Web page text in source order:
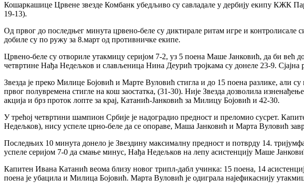
Кошаркашице Црвене звезде Комбанк убедљиво су савладале у дербију екипу КЖК
19-13).
Од првог до последњег минута црвено-беле су диктирале ритам игре и контролисале
добиле су по ружу за 8.март од противничке екипе.
Црвено-беле су отвориле утакмицу серијом 7-2, уз 5 поена Маше Јанковић, да би већ
четвртине Нађа Недељков и слављеница Нина Деурић тројкама су донеле 23-9.
Звезда је преко Милице Бојовић и Марте Вуловић стигла и до 15 поена разлике, али
првог полувремена стигле на кош заостатка, (31-30). Није Звезда дозволила
акција и брз проток лопте за крај, Катанић-Јанковић за Милицу Бојовић и 42-30.
У трећој четвртини шампион Србије је надоградио предност и преломио сусрет.
Недељков), нису успеле црно-беле да се опораве, Маша Јанковић и Марта Вуловић
Последњих 10 минута донело је Звездину максималну предност и потврду 14.
успеле серијом 7-0 да смање минус, Нађа Недељков на лепу асистенцију Маше
Капитен Ивана Катанић веома близу новог трипл-дабл учинка: 15 поена, 14
поена је убацила и Милица Бојовић. Марта Вуловић је одиграла најефикаснију